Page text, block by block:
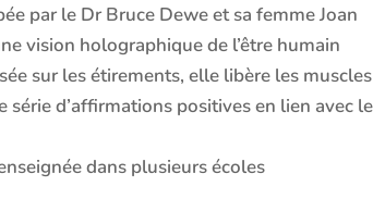
par le Dr Bruce Dewe et sa femme Joan
vision holographique de l’être humain
sur les étirements, elle libère les
d’affirmations positives en lien avec
dans plusieurs écoles